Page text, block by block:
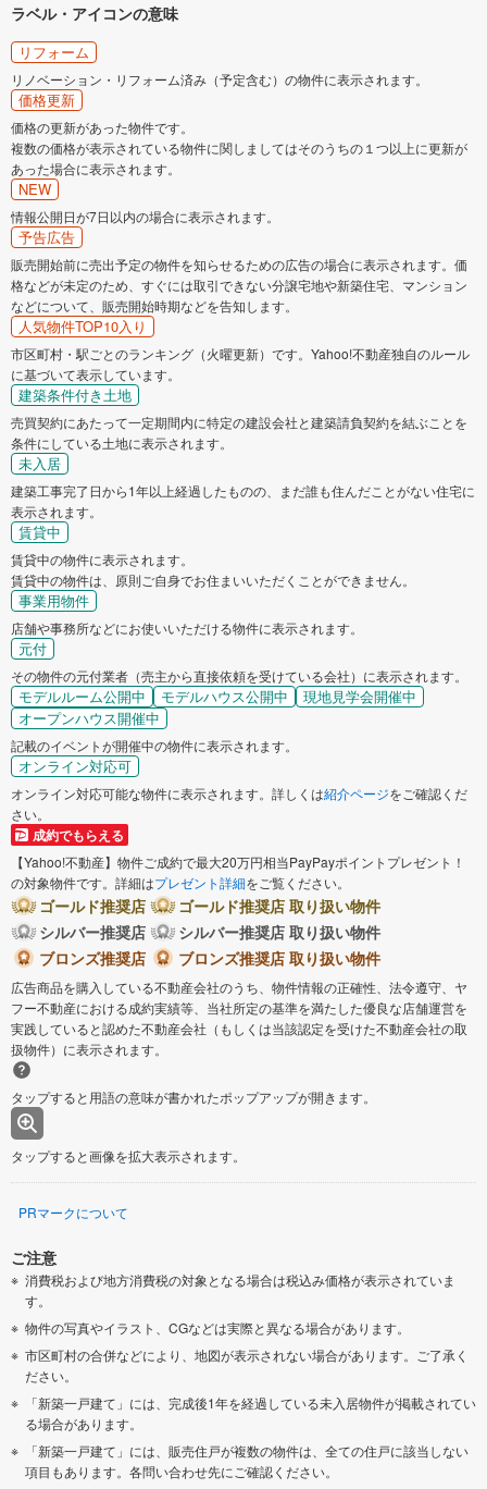
ラベル・アイコンの意味
リフォーム
リノベーション・リフォーム済み（予定含む）の物件に表示されます。
価格更新
価格の更新があった物件です。
複数の価格が表示されている物件に関しましてはそのうちの１つ以上に更新が
あった場合に表示されます。
NEW
情報公開日が7日以内の場合に表示されます。
予告広告
販売開始前に売出予定の物件を知らせるための広告の場合に表示されます。価
格などが未定のため、すぐには取引できない分譲宅地や新築住宅、マンション
などについて、販売開始時期などを告知します。
人気物件TOP10入り
市区町村・駅ごとのランキング（火曜更新）です。Yahoo!不動産独自のルール
に基づいて表示しています。
建築条件付き土地
売買契約にあたって一定期間内に特定の建設会社と建築請負契約を結ぶことを
条件にしている土地に表示されます。
未入居
建築工事完了日から1年以上経過したものの、まだ誰も住んだことがない住宅に
表示されます。
賃貸中
賃貸中の物件に表示されます。
賃貸中の物件は、原則ご自身でお住まいいただくことができません。
事業用物件
店舗や事務所などにお使いいただける物件に表示されます。
元付
その物件の元付業者（売主から直接依頼を受けている会社）に表示されます。
モデルルーム公開中 モデルハウス公開中
現地見学会開催中
オープンハウス開催中
記載のイベントが開催中の物件に表示されます。
オンライン対応可
オンライン対応可能な物件に表示されます。詳しくは紹介ページをご確認くだ
さい。
成約でもらえる
【Yahoo!不動産】物件ご成約で最大20万円相当PayPayポイントプレゼント！
の対象物件です。詳細はプレゼント詳細をご覧ください。
ゴールド推奨店
ゴールド推奨店 取り扱い物件
シルバー推奨店
シルバー推奨店 取り扱い物件
ブロンズ推奨店
ブロンズ推奨店 取り扱い物件
広告商品を購入している不動産会社のうち、物件情報の正確性、法令遵守、ヤ
フー不動産における成約実績等、当社所定の基準を満たした優良な店舗運営を
実践していると認めた不動産会社（もしくは当該認定を受けた不動産会社の取
扱物件）に表示されます。
タップすると用語の意味が書かれたポップアップが開きます。
タップすると画像を拡大表示されます。
PRマークについて
ご注意
消費税および地方消費税の対象となる場合は税込み価格が表示されていま
す。
物件の写真やイラスト、CGなどは実際と異なる場合があります。
市区町村の合併などにより、地図が表示されない場合があります。ご了承く
ださい。
「新築一戸建て」には、完成後1年を経過している未入居物件が掲載されてい
る場合があります。
「新築一戸建て」には、販売住戸が複数の物件は、全ての住戸に該当しない
項目もあります。各問い合わせ先にご確認ください。